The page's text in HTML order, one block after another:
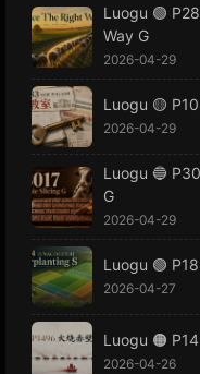
Luogu 🟢
Way G
2026-04-29
Luogu 🟡
2026-04-29
Luogu 🔵
G
2026-04-29
Luogu 🟢
2026-04-27
Luogu 🟠
2026-04-26